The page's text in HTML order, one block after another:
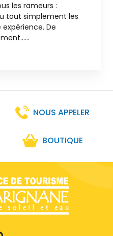
les rameurs :
tout simplement les
De
NOUS APPELER
BOUTIQUE